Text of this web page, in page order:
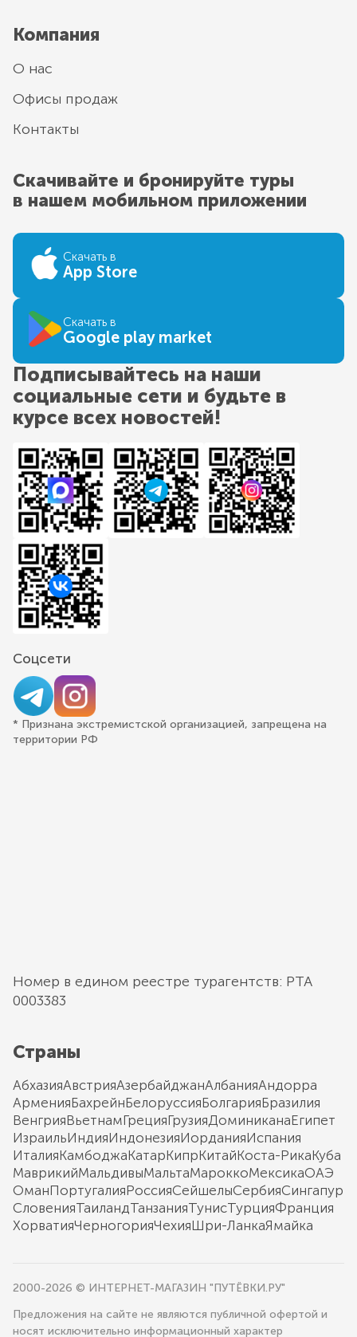
Компания
О нас
Офисы продаж
Контакты
Скачивайте и бронируйте туры
в нашем мобильном приложении
Скачать в
App Store
Скачать в
Google play market
Подписывайтесь на наши
социальные сети и будьте в
курсе всех новостей!
Соцсети
* Признана экстремистской организацией, запрещена на
территории РФ
Номер в едином реестре турагентств: РТА
0003383
Страны
АбхазияАвстрияАзербайджанАлбанияАндорра
АрменияБахрейнБелоруссияБолгарияБразилия
ВенгрияВьетнамГрецияГрузияДоминиканаЕгипет
ИзраильИндияИндонезияИорданияИспания
ИталияКамбоджаКатарКипрКитайКоста-РикаКуба
МаврикийМальдивыМальтаМароккоМексикаОАЭ
ОманПортугалияРоссияСейшелыСербияСингапур
СловенияТаиландТанзанияТунисТурцияФранция
ХорватияЧерногорияЧехияШри-ЛанкаЯмайка
2000-2026 © ИНТЕРНЕТ-МАГАЗИН "ПУТЁВКИ.РУ"
Предложения на сайте не являются публичной офертой и
носят исключительно информационный характер